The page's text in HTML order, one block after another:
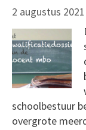
2 augustus 2021
schoolbestuur
overgrote